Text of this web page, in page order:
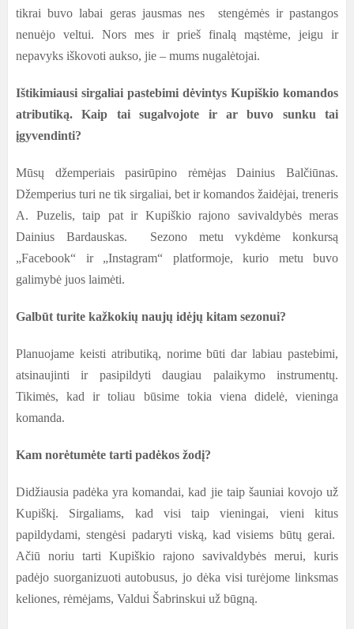
tikrai buvo labai geras jausmas nes stengėmės ir pastangos
nenuėjo veltui. Nors mes ir prieš finalą mąstėme, jeigu ir
nepavyks iškovoti aukso, jie – mums nugalėtojai.
Ištikimiausi sirgaliai pastebimi dėvintys Kupiškio komandos
atributiką. Kaip tai sugalvojote ir ar buvo sunku tai
įgyvendinti?
Mūsų džemperiais pasirūpino rėmėjas Dainius Balčiūnas.
Džemperius turi ne tik sirgaliai, bet ir komandos žaidėjai, treneris
A. Puzelis, taip pat ir Kupiškio rajono savivaldybės meras
Dainius Bardauskas. Sezono metu vykdėme konkursą
„Facebook“ ir „Instagram“ platformoje, kurio metu buvo
galimybė juos laimėti.
Galbūt turite kažkokių naujų idėjų kitam sezonui?
Planuojame keisti atributiką, norime būti dar labiau pastebimi,
atsinaujinti ir pasipildyti daugiau palaikymo instrumentų.
Tikimės, kad ir toliau būsime tokia viena didelė, vieninga
komanda.
Kam norėtumėte tarti padėkos žodį?
Didžiausia padėka yra komandai, kad jie taip šauniai kovojo už
Kupiškį. Sirgaliams, kad visi taip vieningai, vieni kitus
papildydami, stengėsi padaryti viską, kad visiems būtų gerai.
Ačiū noriu tarti Kupiškio rajono savivaldybės merui, kuris
padėjo suorganizuoti autobusus, jo dėka visi turėjome linksmas
keliones, rėmėjams, Valdui Šabrinskui už būgną.